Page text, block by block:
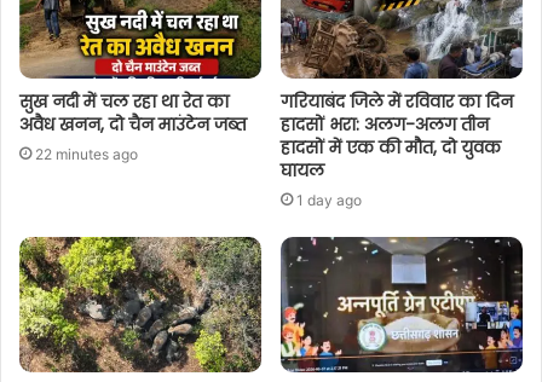
सुख नदी में चल रहा था रेत का
अवैध खनन, दो चैन माउंटेन जब्त
22 minutes ago
गरियाबंद जिले में रविवार का दिन
हादसों भरा: अलग-अलग तीन
हादसों में एक की मौत, दो युवक
घायल
1 day ago